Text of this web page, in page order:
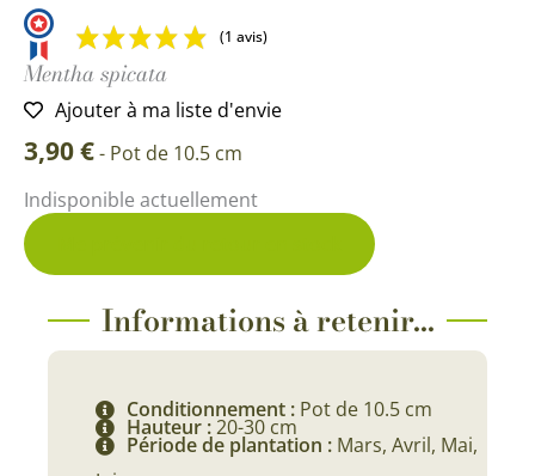
(1 avis)
Mentha spicata
Ajouter à ma liste d'envie
3,90€- Pot de 10.5 cm
Indisponible actuellement
Informations à retenir...
Conditionnement : Pot de 10.5 cm
Hauteur :20-30 cm
Période de plantation : Mars, Avril, Mai,